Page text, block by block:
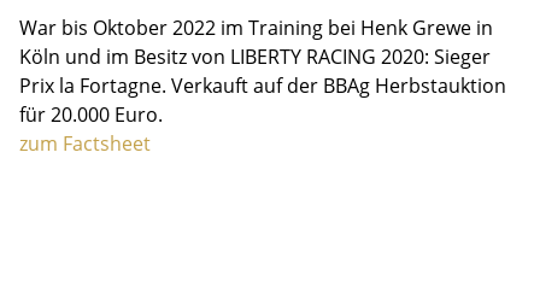
War bis Oktober 2022 im Training bei Henk Grewe in
Köln und im Besitz von LIBERTY RACING 2020: Sieger
Prix la Fortagne. Verkauft auf der BBAg Herbstauktion
für 20.000 Euro.
zum Factsheet